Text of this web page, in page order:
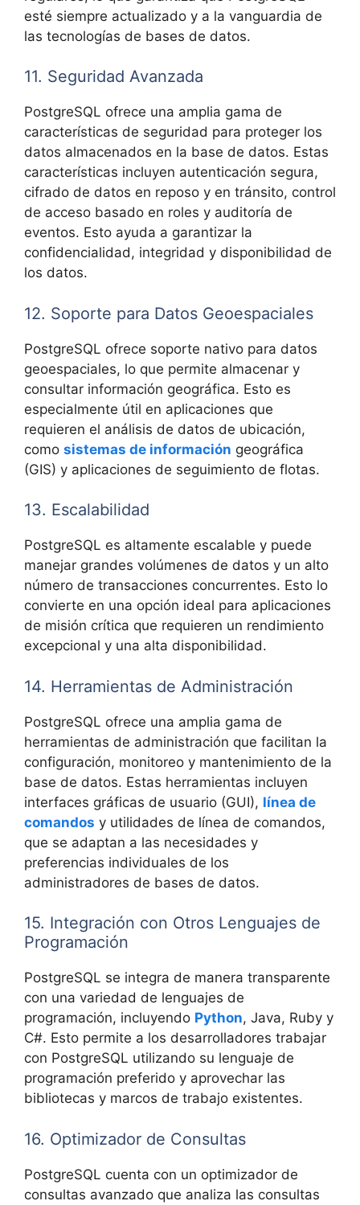
esté siempre actualizado y a la vanguardia de
las tecnologías de bases de datos.
11. Seguridad Avanzada
PostgreSQL ofrece una amplia gama de
características de seguridad para proteger los
datos almacenados en la base de datos. Estas
características incluyen autenticación segura,
cifrado de datos en reposo y en tránsito, control
de acceso basado en roles y auditoría de
eventos. Esto ayuda a garantizar la
confidencialidad, integridad y disponibilidad de
los datos.
12. Soporte para Datos Geoespaciales
PostgreSQL ofrece soporte nativo para datos
geoespaciales, lo que permite almacenar y
consultar información geográfica. Esto es
especialmente útil en aplicaciones que
requieren el análisis de datos de ubicación,
como sistemas de información geográfica
(GIS) y aplicaciones de seguimiento de flotas.
13. Escalabilidad
PostgreSQL es altamente escalable y puede
manejar grandes volúmenes de datos y un alto
número de transacciones concurrentes. Esto lo
convierte en una opción ideal para aplicaciones
de misión crítica que requieren un rendimiento
excepcional y una alta disponibilidad.
14. Herramientas de Administración
PostgreSQL ofrece una amplia gama de
herramientas de administración que facilitan la
configuración, monitoreo y mantenimiento de la
base de datos. Estas herramientas incluyen
interfaces gráficas de usuario (GUI), línea de
comandos y utilidades de línea de comandos,
que se adaptan a las necesidades y
preferencias individuales de los
administradores de bases de datos.
15. Integración con Otros Lenguajes de
Programación
PostgreSQL se integra de manera transparente
con una variedad de lenguajes de
programación, incluyendo Python, Java, Ruby y
C#. Esto permite a los desarrolladores trabajar
con PostgreSQL utilizando su lenguaje de
programación preferido y aprovechar las
bibliotecas y marcos de trabajo existentes.
16. Optimizador de Consultas
PostgreSQL cuenta con un optimizador de
consultas avanzado que analiza las consultas